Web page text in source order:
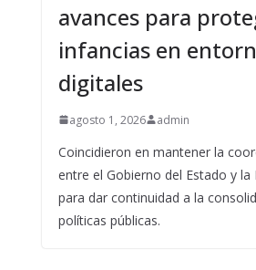
avances para
infancias en
digitales
agosto 1, 2026 admin
Coincidieron en mantener la
entre el Gobierno del Estado y la
para dar continuidad a la
políticas públicas.